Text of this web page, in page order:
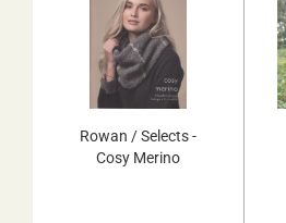
Rowan / Selects -
Cosy Merino